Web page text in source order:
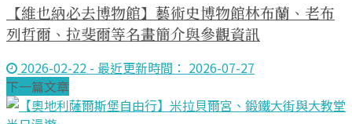
【維也納必去博物館】藝術史博物館林布蘭、老布
列哲爾、拉斐爾等名畫簡介與參觀資訊
2026-02-22 - 最近更新時間： 2026-07-27
下一篇文章